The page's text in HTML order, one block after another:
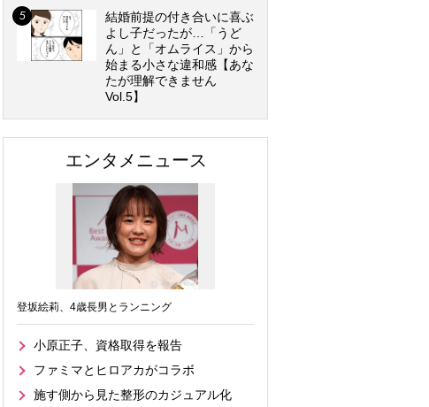
結婚前提の付き合いに喜ぶ
よし子だったが…「うど
ん」と「オムライス」から
始まる小さな違和感【あな
たが理解できません
Vol.5】
エンタメニュース
登坂絵莉、4歳長男とランニング
小原正子、資格取得を報告
ファミマとヒロアカがコラボ
施す側から見た整形のカジュアル化